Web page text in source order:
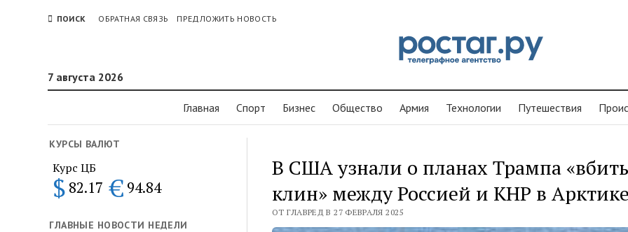
ПОИСК ОБРАТНАЯ СВЯЗЬ ПРЕДЛОЖИТЬ НОВОСТЬ
7 августа 2026
Главная Спорт Бизнес Общество Армия Технологии Путешествия
КУРСЫ ВАЛЮТ
Курс ЦБ
$ 82.17 € 94.84
ГЛАВНЫЕ НОВОСТИ НЕДЕЛИ
В США узнали о планах Трампа «вбить
клин» между Россией и КНР в
ОТ ГЛАВРЕД В 27 ФЕВРАЛЯ 2025